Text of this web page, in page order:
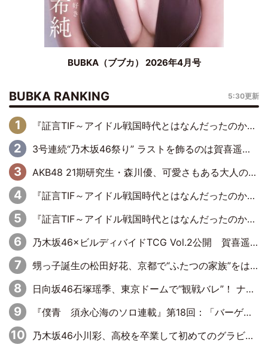
BUBKA（ブブカ） 2026年4月号
BUBKA RANKING 5:30更新
『証言TIF～アイドル戦国時代とはなんだったのか～』第6回：でんぱ組.inc・古川未鈴×相沢梨紗「『ハロプロやりたかったな』って言ったら、夢眠ねむさんに『てめえはでんぱ組．incなんだよ！』って肩パンされて(笑)」
3号連続“乃木坂46祭り” ラストを飾るのは賀喜遥香…5年ぶりの登場に「5年分大人になった私を見ていただけたら」
AKB48 21期研究生・森川優、可愛さもある大人の女性に
『証言TIF～アイドル戦国時代とはなんだったのか～』第11回：私立恵比寿中学・真山りか×安本彩花「TIFで10年ぶりのキョンシーメイクをしたら、場を完全に引かせてしまって。時代が変わったんだなって」
『証言TIF～アイドル戦国時代とはなんだったのか～』第10回：さくら学院・武藤彩未×飯田らうら「正直、中3で辞めるというのを信じてなくて。そう言われてはいたけど、嘘でしょって」
乃木坂46×ビルディバイドTCG Vol.2公開 賀喜遥香＆田村真佑が『京まふ』ステージに登壇
甥っ子誕生の松田好花、京都で“ふたつの家族”をはしご！ “母”黒谷友香に見送られ、“父”松岡昌宏とはハシゴ酒
日向坂46石塚瑶季、東京ドームで“観戦バレ”！ ナイツ・塙も認めた「巨人に詳しすぎるアイドル」は元VENUSスクール生で杉内コーチ推し⁉
『僕青 須永心海のソロ連載』第18回：「バーゲンセールハンターみうな inしまむら」編
乃木坂46小川彩、高校を卒業して初めてのグラビア「大人になった感じがしました(笑)」